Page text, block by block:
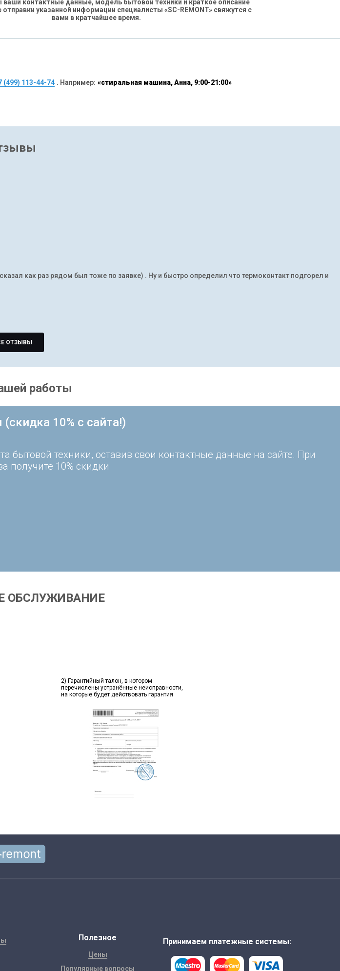
контактные данные, модель бытовой техники и краткое описание
указанной информации специалисты «SC-REMONT» свяжутся с
вами в кратчайшее время.
(499) 113-44-74 . Например: «стиральная машина, Анна, 9:00-21:00»
как раз рядом был тоже по заявке) . Ну и быстро определил что термоконтакт подгорел и
ОТЗЫВЫ
работы
10% с сайта!)
бытовой техники, оставив свои контактные данные на сайте. При
получите 10% скидки
ОБСЛУЖИВАНИЕ
2) Гарантийный талон, в котором
перечислены устранённые неисправности,
на которые будет действовать гарантия
Полезное
Цены
Популярные вопросы
Принимаем платежные системы: